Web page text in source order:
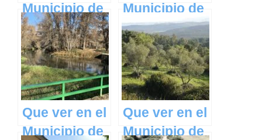
Municipio de
Casas de San
Galindo en
Castilla La
Mancha
Municipio de
El Real de
San Vicente
en Castilla La
Mancha
Que ver en el
Municipio de
Que ver en el
Municipio de